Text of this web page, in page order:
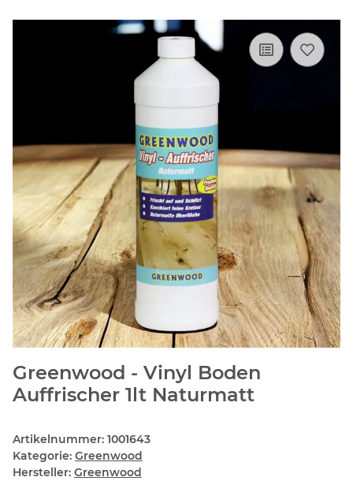
Greenwood - Vinyl Boden
Auffrischer 1lt Naturmatt
Artikelnummer: 1001643
Kategorie: Greenwood
Hersteller: Greenwood